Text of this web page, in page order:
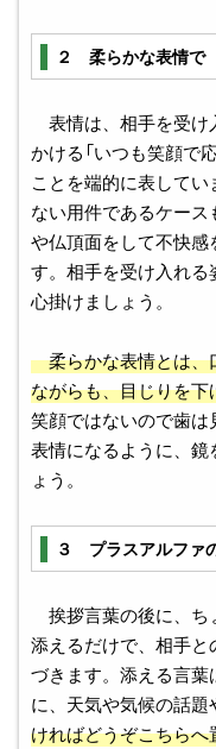
２ 柔らかな表情で
表情は、相手を受け
かける「いつも笑顔で
ことを端的に表して
ない用件であるケー
や仏頂面をして不快
す。相手を受け入れる
心掛けましょう。
柔らかな表情とは、
ながらも、目じりを
笑顔ではないので歯
表情になるように、
ょう。
３ プラスアルファ
挨拶言葉の後に、ち
添えるだけで、相手
づきます。添える言葉
に、天気や気候の話題
ければどうぞこちらへ